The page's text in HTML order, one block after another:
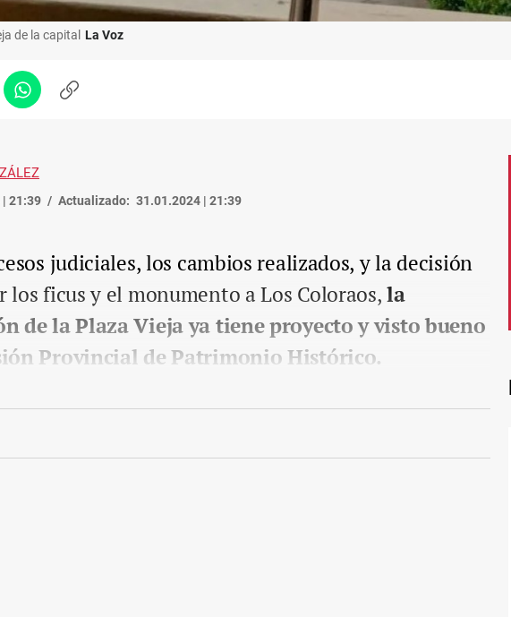
de la capital La Voz
WhatsappCopiar
21:39 Actualizado: 31.01.2024 | 21:39
judiciales, los cambios realizados, y la decisión
los ficus y el monumento a Los Coloraos,la
de la Plaza Vieja ya tiene proyecto y visto bueno
Provincial de Patrimonio Histórico.